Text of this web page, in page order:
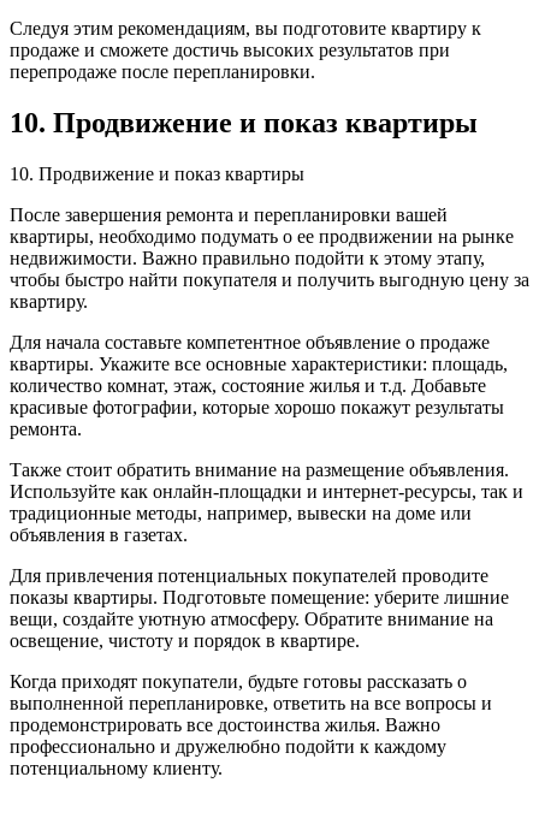
Следуя этим рекомендациям, вы подготовите квартиру к
продаже и сможете достичь высоких результатов при
перепродаже после перепланировки.
10. Продвижение и показ квартиры
10. Продвижение и показ квартиры
После завершения ремонта и перепланировки вашей
квартиры, необходимо подумать о ее продвижении на рынке
недвижимости. Важно правильно подойти к этому этапу,
чтобы быстро найти покупателя и получить выгодную цену за
квартиру.
Для начала составьте компетентное объявление о продаже
квартиры. Укажите все основные характеристики: площадь,
количество комнат, этаж, состояние жилья и т.д. Добавьте
красивые фотографии, которые хорошо покажут результаты
ремонта.
Также стоит обратить внимание на размещение объявления.
Используйте как онлайн-площадки и интернет-ресурсы, так и
традиционные методы, например, вывески на доме или
объявления в газетах.
Для привлечения потенциальных покупателей проводите
показы квартиры. Подготовьте помещение: уберите лишние
вещи, создайте уютную атмосферу. Обратите внимание на
освещение, чистоту и порядок в квартире.
Когда приходят покупатели, будьте готовы рассказать о
выполненной перепланировке, ответить на все вопросы и
продемонстрировать все достоинства жилья. Важно
профессионально и дружелюбно подойти к каждому
потенциальному клиенту.